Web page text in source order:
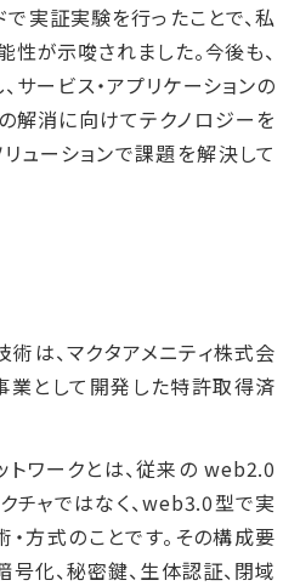
実証実験を行ったことで、私
が示唆されました。今後も、
ービス・アプリケーションの
解消に向けてテクノロジーを
ューションで課題を解決して
術は、マクタアメニティ株式会
として開発した特許取得済
トワークとは、従来の web2.0
チャではなく、web3.0型で実
方式のことです。その構成要
号化、秘密鍵、生体認証、閉域